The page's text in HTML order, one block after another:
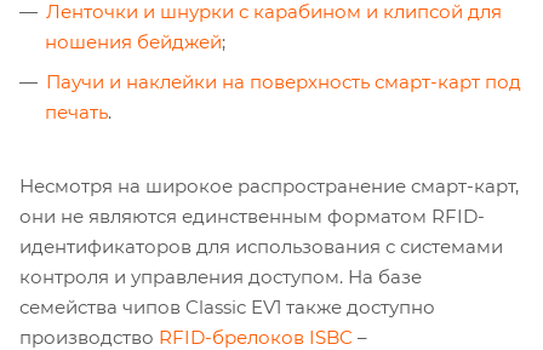
Ленточки и шнурки с карабином и клипсой для
ношения бейджей;
Паучи и наклейки на поверхность смарт-карт под
печать.
Несмотря на широкое распространение смарт-карт,
они не являются единственным форматом RFID-
идентификаторов для использования с системами
контроля и управления доступом. На базе
семейства чипов Classic EV1 также доступно
производство RFID-брелоков ISBC –